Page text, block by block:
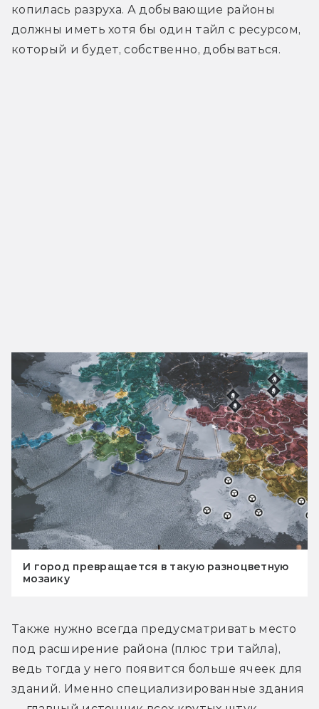
копилась разруха. А добывающие районы
должны иметь хотя бы один тайл с ресурсом,
который и будет, собственно, добываться.
И город превращается в такую разноцветную
мозаику
Также нужно всегда предусматривать место
под расширение района (плюс три тайла),
ведь тогда у него появится больше ячеек для
зданий. Именно специализированные здания